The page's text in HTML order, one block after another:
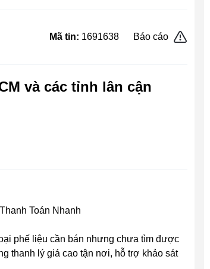
Mã tin: 1691638 Báo cáo
và các tỉnh lân cận
Toán Nhanh
phế liệu cần bán nhưng chưa tìm được
thanh lý giá cao tận nơi, hỗ trợ khảo sát